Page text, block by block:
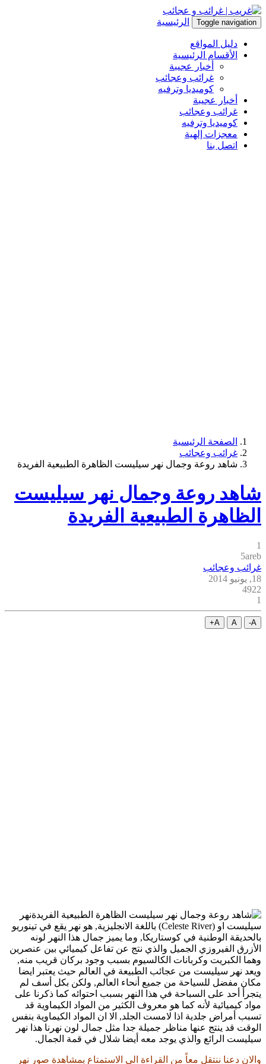
Toggle navigation الرئيسية
دليل المواقع
الأقسام الرئيسية
أخبار عجيبة
غرائب وعجائب
كوميديا وترفيه
أخبار عجيبة
غرائب وعجائب
كوميديا وترفيه
معجزات إلهية
اتصل بنا
الصفحة الرئيسية
غرائب وعجائب
شاهد روعة وجمال نهر سيليست الظاهرة الطبيعية الفريدة
شاهد روعة وجمال نهر سيليست
الظاهرة الطبيعية الفريدة
1
5areb
غرائب وعجائب
18, يونيو 2014
4922
1
A-
A
A+
نهر
سيليست او (Celeste River) باللغة الانجليزية, هو نهر يقع في تينوريو
بالحديقة الوطنية في كوستاريكا, وما يميز جمال هذا النهر لونه
الأزرق الفيروزي الجميل والذي نتج عن تفاعل كيميائي بين عنصرين
وهما الكبريت وكربانات الكالسيوم بسبب وجود بركان قريب منه,
ويعد نهر سيليست من عجائب الطبيعة في العالم حيث يعتبر ايضا
مكان مفضل للسياحة من جميع أنحاء العالم, ولكن بكل أسف لم
يتجرأ أحد على السباحة في هذا النهر بسبب احتوائه كما ذكرنا على
مواد كيميائية لأنه كما هو معروف الكثير من المواد الكيماوية قد
تسبب أمراض جلدية اذا لامست الجلد, الا ان المواد الكيماوية بنفس
الوقت قد ينتج عنها مناظر جميلة جدا مثل جمال لون نهرنا هذا نهر
سيليست الرائع والذي يوجد معه أيضا شلال في قمة الجمال.
والان دعنا ننتقل معاً من القراءة الى الاستمتاع بمشاهدة صور نهر